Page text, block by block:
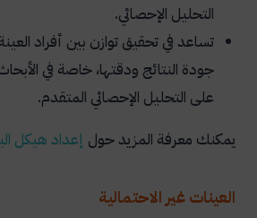
التحليل الإحصائي.
تساعد في تحقيق توازن بين أفراد
جودة النتائج ودقتها، خاصة في
على التحليل الإحصائي المتقدم.
يمكنك معرفة المزيد حول إعداد هيكل
العينات غير الاحتمالية